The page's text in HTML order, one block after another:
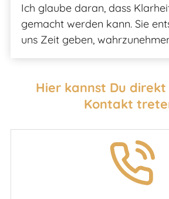
Ich glaube daran, dass
gemacht werden kann. Sie
uns Zeit geben,
Hier kannst Du
Kontakt